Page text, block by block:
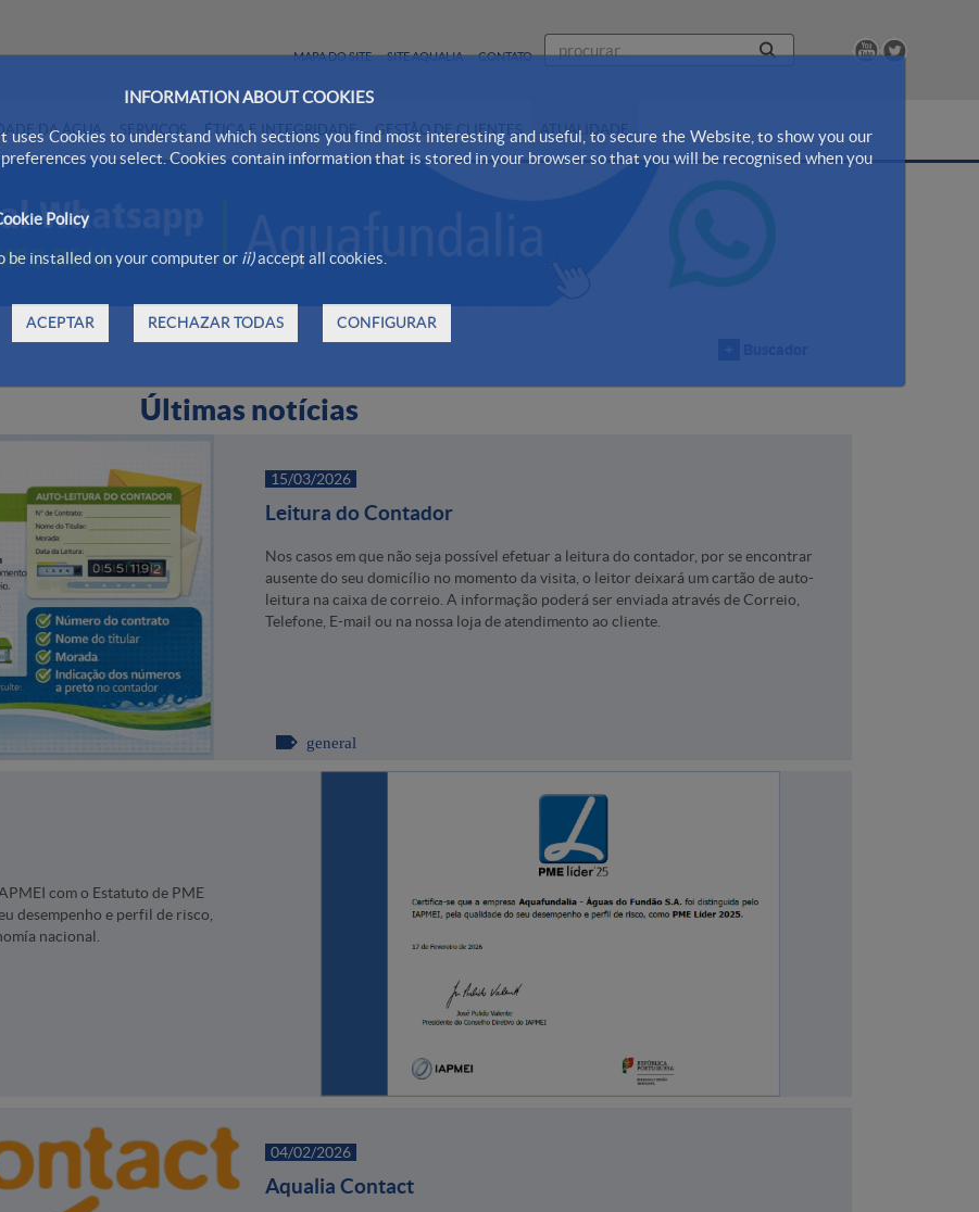
INFORMATION ABOUT COOKIES
uses Cookies to understand which sections you find most interesting and useful, to secure the Website, to show you our
you select. Cookies contain information that is stored in your browser so that you will be recognised when you
Policy
be installed on your computer or ii)accept all cookies.
ACEPTAR RECHAZAR TODAS CONFIGURAR
MAPA DO SITE SITE AQUALIA CONTATO
DA ÁGUA SERVIÇOS ÉTICA E INTEGRIDADE GESTÃO DE CLIENTES ATUALIDADE
Últimas notícias
15/03/2026
Leitura do Contador
Nos casos em que não seja possível efetuar a leitura do contador, por se encontrar
ausente do seu domicílio no momento da visita, o leitor deixará um cartão de auto-
leitura na caixa de correio. A informação poderá ser enviada através de Correio,
Telefone, E-mail ou na nossa loja de atendimento ao cliente.
general
com o Estatuto de PME
desempenho e perfil de risco,
nacional.
04/02/2026
Aqualia Contact